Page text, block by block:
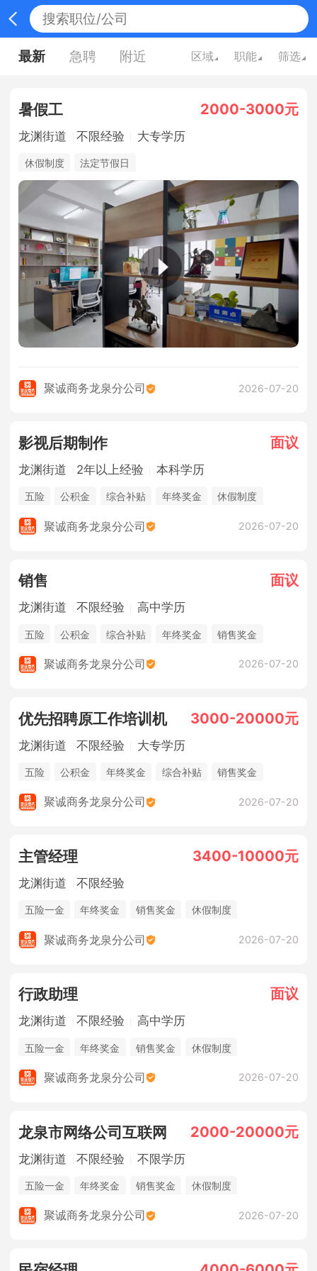
最新 急聘 附近 区域 职能 筛选
暑假工 2000-3000元
龙渊街道 不限经验 大专学历
休假制度 法定节假日
聚诚商务龙泉分公司 2026-07-20
影视后期制作 面议
龙渊街道 2年以上经验 本科学历
五险 公积金 综合补贴 年终奖金
休假制度
法定节假日
聚诚商务龙泉分公司 2026-07-20
销售 面议
龙渊街道 不限经验 高中学历
五险 公积金 综合补贴 年终奖金
销售奖金
休假制度
聚诚商务龙泉分公司 2026-07-20
优先招聘原工作培训机 3000-20000元
龙渊街道 不限经验 大专学历
五险 公积金 年终奖金 综合补贴
销售奖金
奖励计划
聚诚商务龙泉分公司 2026-07-20
主管经理 3400-10000元
龙渊街道 不限经验
五险一金 年终奖金 销售奖金
休假制度
法定节假日
聚诚商务龙泉分公司 2026-07-20
行政助理 面议
龙渊街道 不限经验 高中学历
五险一金 年终奖金 销售奖金
休假制度
法定节假日
聚诚商务龙泉分公司 2026-07-20
龙泉市网络公司互联网 2000-20000元
龙渊街道 不限经验 不限学历
五险一金 年终奖金 销售奖金
休假制度
法定节假日
聚诚商务龙泉分公司 2026-07-20